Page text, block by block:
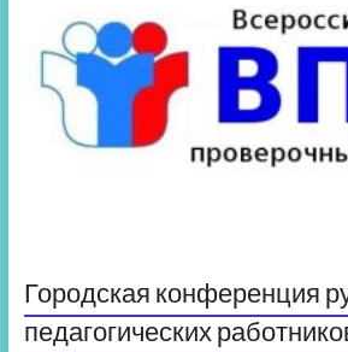
Городская конференция
педагогических